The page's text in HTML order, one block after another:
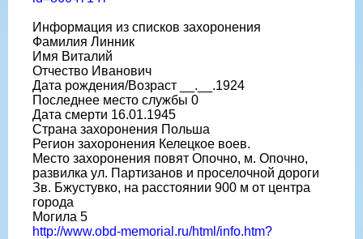
Информация из списков захоронения
Фамилия Линник
Имя Виталий
Отчество Иванович
Дата рождения/Возраст __.__.1924
Последнее место службы 0
Дата смерти 16.01.1945
Страна захоронения Польша
Регион захоронения Келецкое воев.
Место захоронения повят Опочно, м. Опочно,
развилка ул. Партизанов и проселочной дороги
Зв. Бжустувко, на расстоянии 900 м от центра
города
Могила 5
http://www.obd-memorial.ru/html/info.htm?